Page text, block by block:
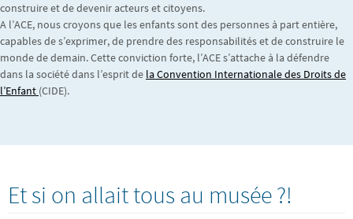
construire et de devenir acteurs et citoyens.
A l’ACE, nous croyons que les enfants sont des personnes à part entière,
capables de s’exprimer, de prendre des responsabilités et de construire le
monde de demain. Cette conviction forte, l’ACE s’attache à la défendre
dans la société dans l’esprit de la Convention Internationale des Droits de
l’Enfant (CIDE).
Et si on allait tous au musée ?!